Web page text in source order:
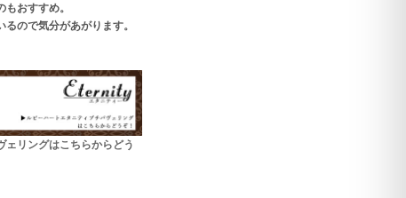
おすすめ。
ので気分があがります。
リングはこちらからどう